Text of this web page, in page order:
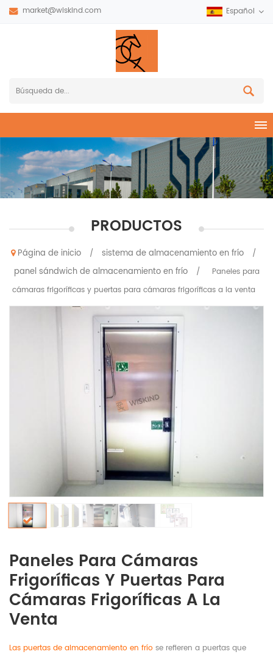
market@wiskind.com Español
PRODUCTOS
Página de inicio / sistema de almacenamiento en frío /
panel sándwich de almacenamiento en frío /
Paneles para
cámaras frigoríficas y puertas para cámaras frigoríficas a la venta
Paneles Para Cámaras
Frigoríficas Y Puertas Para
Cámaras Frigoríficas A La
Venta
Las puertas de almacenamiento en frío se refieren a puertas que